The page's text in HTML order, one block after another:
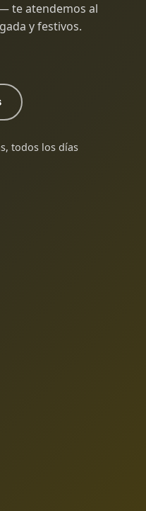
te atendemos al
y festivos.
todos los días